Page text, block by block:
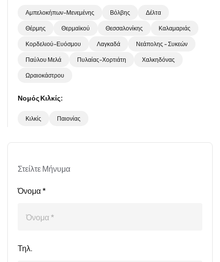
Αμπελοκήπων-Μενεμένης Βόλβης Δέλτα
Θέρμης Θερμαϊκού Θεσσαλονίκης Καλαμαριάς
Κορδελιού-Ευόσμου Λαγκαδά Νεάπολης - Συκεών
Παύλου Μελά Πυλαίας-Χορτιάτη Χαλκηδόνας
Ωραιοκάστρου
Νομός Κιλκίς:
Κιλκίς Παιονίας
Στείλτε Μήνυμα
Όνομα *
Τηλ.